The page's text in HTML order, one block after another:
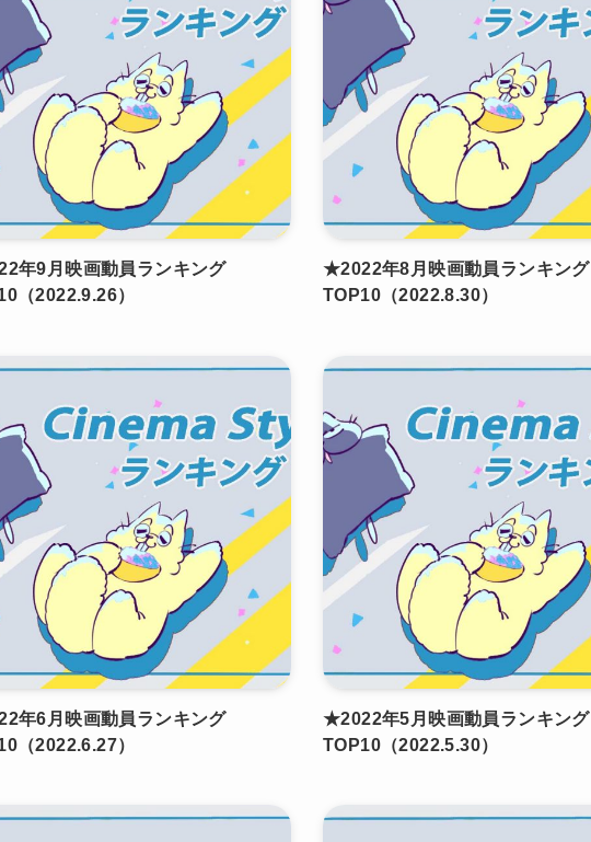
年9月映画動員ランキング
（2022.9.26）
★2022年8月映画動員ランキング
TOP10（2022.8.30）
年6月映画動員ランキング
（2022.6.27）
★2022年5月映画動員ランキング
TOP10（2022.5.30）